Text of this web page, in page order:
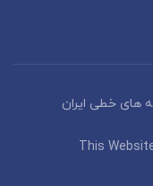
های خطی ایران
This